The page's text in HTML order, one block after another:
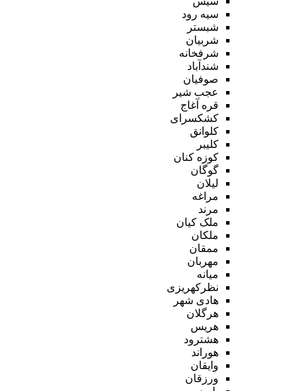
سیه رود
شبستر
شربیان
شرفخانه
شندآباد
صوفیان
عجب شیر
قره آغاج
کشکسرای
کلوانق
کلیبر
کوزه کنان
گوگان
لیلان
مراغه
مرند
ملک کیان
ملکان
ممقان
مهربان
میانه
نظرکهریزی
هادی شهر
هرگلان
هریس
هشترود
هوراند
وایقان
ورزقان